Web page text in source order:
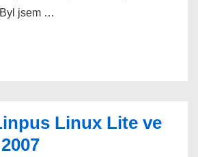
jsem …
Linux Lite ve